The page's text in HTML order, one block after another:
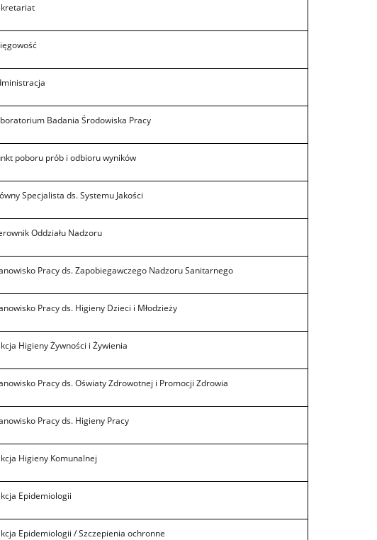
Badania Środowiska Pracy
poboru prób i odbioru wyników
Specjalista ds. Systemu Jakości
Oddziału Nadzoru
Pracy ds. Zapobiegawczego Nadzoru Sanitarnego
Pracy ds. Higieny Dzieci i Młodzieży
Higieny Żywności i Żywienia
Pracy ds. Oświaty Zdrowotnej i Promocji Zdrowia
Pracy ds. Higieny Pracy
Higieny Komunalnej
Epidemiologii
Epidemiologii / Szczepienia ochronne